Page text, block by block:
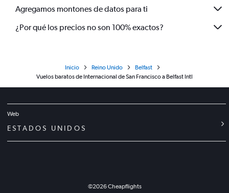
Agregamos montones de datos para ti
¿Por qué los precios no son 100% exactos?
Inicio Reino Unido
Belfast
Vuelos baratos de Internacional de San Francisco a Belfast Intl
Web
ESTADOS UNIDOS
©2026Cheapflights